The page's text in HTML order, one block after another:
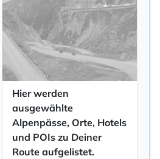
Hier werden
ausgewählte
Alpenpässe, Orte, Hotels
und POIs zu Deiner
Route aufgelistet.